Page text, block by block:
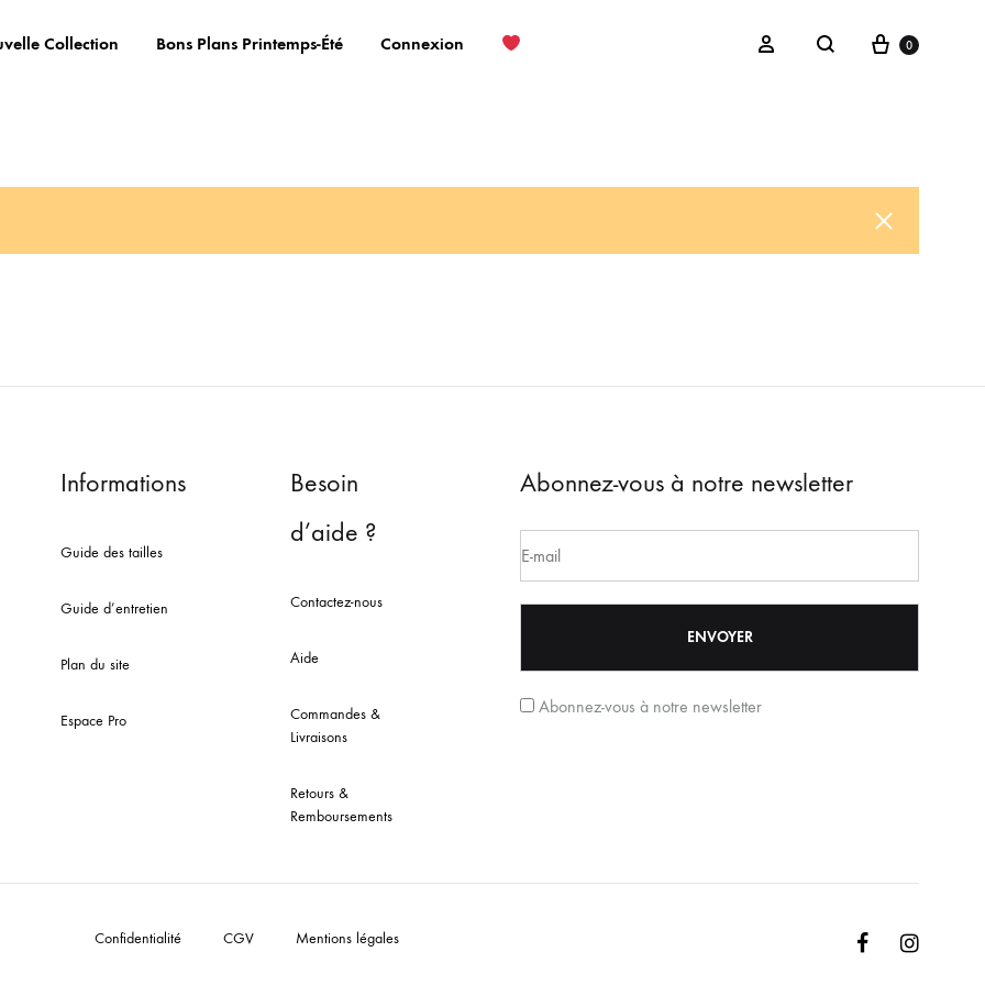
Collection Bons Plans Printemps-Été Connexion Sign in
Search
Cart
0
Informations
Guide des tailles
Guide d’entretien
Plan du site
Espace Pro
Besoin
d’aide ?
Contactez-nous
Aide
Commandes &
Livraisons
Retours &
Remboursements
Abonnez-vous à notre newsletter
Abonnez-vous à notre newsletter
Confidentialité CGV Mentions légales Facebook